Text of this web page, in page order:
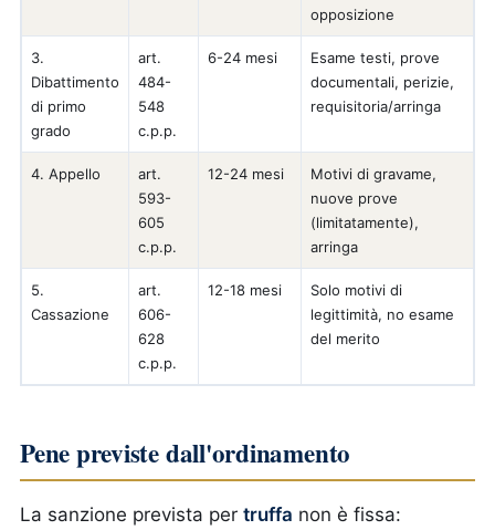
opposizione
3.
Dibattimento
di primo
grado
art.
484-
548
c.p.p.
6-24 mesi
Esame testi, prove
documentali, perizie,
requisitoria/arringa
4. Appello
art.
593-
605
c.p.p.
12-24 mesi
Motivi di gravame,
nuove prove
(limitatamente),
arringa
5.
Cassazione
art.
606-
628
c.p.p.
12-18 mesi
Solo motivi di
legittimità, no esame
del merito
Pene previste dall'ordinamento
La sanzione prevista per truffa non è fissa: